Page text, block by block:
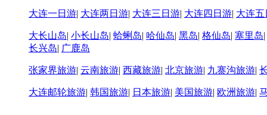
大连一日游| 大连两日游| 大连三日游| 大连四日游| 大连五
大长山岛| 小长山岛| 蛤蜊岛| 哈仙岛| 黑岛| 格仙岛| 塞里岛|
长兴岛| 广鹿岛
张家界旅游| 云南旅游| 西藏旅游| 北京旅游| 九寨沟旅游|
大连邮轮旅游| 韩国旅游| 日本旅游| 美国旅游| 欧洲旅游|